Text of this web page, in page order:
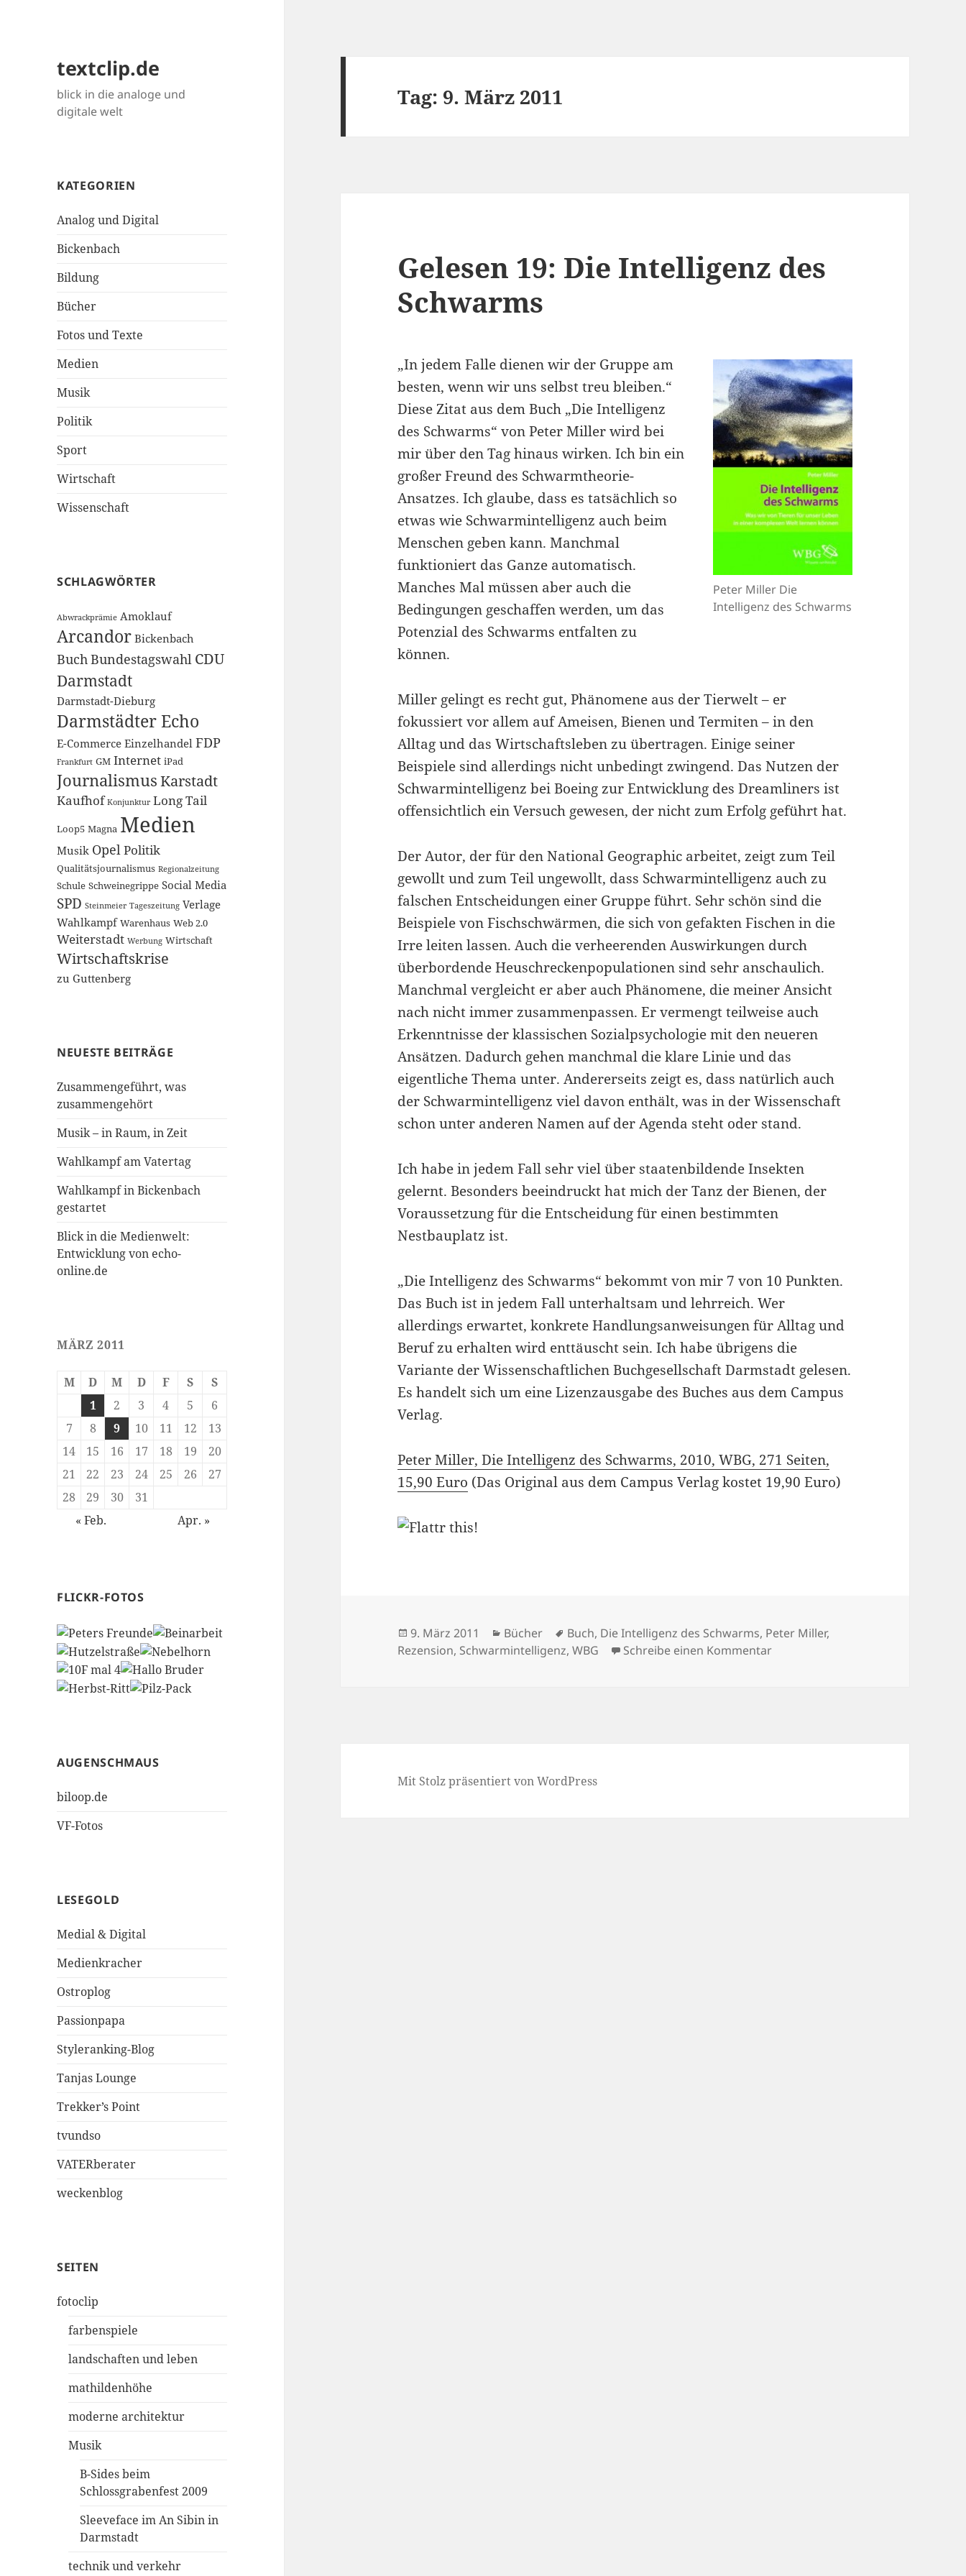
textclip.de
blick in die analoge und
digitale welt
KATEGORIEN
Analog und Digital
Bickenbach
Bildung
Bücher
Fotos und Texte
Medien
Musik
Politik
Sport
Wirtschaft
Wissenschaft
SCHLAGWÖRTER
Abwrackprämie Amoklauf
Arcandor Bickenbach
BuchBundestagswahl CDU
Darmstadt
Darmstadt-Dieburg
Darmstädter Echo
E-Commerce Einzelhandel FDP
Frankfurt GM Internet iPad
JournalismusKarstadt
Kaufhof Konjunktur Long Tail
Loop5 Magna Medien
Musik OpelPolitik
Qualitätsjournalismus Regionalzeitung
Schule Schweinegrippe Social Media
SPD Steinmeier Tageszeitung Verlage
Wahlkampf Warenhaus Web 2.0
Weiterstadt Werbung Wirtschaft
Wirtschaftskrise
zu Guttenberg
NEUESTE BEITRÄGE
Zusammengeführt, was
zusammengehört
Musik – in Raum, in Zeit
Wahlkampf am Vatertag
Wahlkampf in Bickenbach
gestartet
Blick in die Medienwelt:
Entwicklung von echo-
online.de
MÄRZ 2011
M D M D F S
S
1
2 3 4 5
6
7
8 9 10 11 12
13
14
15 16 17 18 19
20
21
22 23 24 25 26
27
28
29 30
31
« Feb.
Apr. »
FLICKR-FOTOS
AUGENSCHMAUS
biloop.de
VF-Fotos
LESEGOLD
Medial & Digital
Medienkracher
Ostroplog
Passionpapa
Styleranking-Blog
Tanjas Lounge
Trekker’s Point
tvundso
VATERberater
weckenblog
SEITEN
fotoclip
farbenspiele
landschaften und leben
mathildenhöhe
moderne architektur
Musik
B-Sides beim
Schlossgrabenfest 2009
Sleeveface im An Sibin in
Darmstadt
technik und verkehr
Tag: 9. März 2011
Gelesen 19: Die Intelligenz des
Schwarms
Peter Miller Die
Intelligenz des Schwarms
„In jedem Falle dienen wir der Gruppe am
besten, wenn wir uns selbst treu bleiben.“
Diese Zitat aus dem Buch „Die Intelligenz
des Schwarms“ von Peter Miller wird bei
mir über den Tag hinaus wirken. Ich bin ein
großer Freund des Schwarmtheorie-
Ansatzes. Ich glaube, dass es tatsächlich so
etwas wie Schwarmintelligenz auch beim
Menschen geben kann. Manchmal
funktioniert das Ganze automatisch.
Manches Mal müssen aber auch die
Bedingungen geschaffen werden, um das
Potenzial des Schwarms entfalten zu
können.
Miller gelingt es recht gut, Phänomene aus der Tierwelt – er
fokussiert vor allem auf Ameisen, Bienen und Termiten – in den
Alltag und das Wirtschaftsleben zu übertragen. Einige seiner
Beispiele sind allerdings nicht unbedingt zwingend. Das Nutzen der
Schwarmintelligenz bei Boeing zur Entwicklung des Dreamliners ist
offensichtlich ein Versuch gewesen, der nicht zum Erfolg geführt hat.
Der Autor, der für den National Geographic arbeitet, zeigt zum Teil
gewollt und zum Teil ungewollt, dass Schwarmintelligenz auch zu
falschen Entscheidungen einer Gruppe führt. Sehr schön sind die
Beispiele von Fischschwärmen, die sich von gefakten Fischen in die
Irre leiten lassen. Auch die verheerenden Auswirkungen durch
überbordende Heuschreckenpopulationen sind sehr anschaulich.
Manchmal vergleicht er aber auch Phänomene, die meiner Ansicht
nach nicht immer zusammenpassen. Er vermengt teilweise auch
Erkenntnisse der klassischen Sozialpsychologie mit den neueren
Ansätzen. Dadurch gehen manchmal die klare Linie und das
eigentliche Thema unter. Andererseits zeigt es, dass natürlich auch
der Schwarmintelligenz viel davon enthält, was in der Wissenschaft
schon unter anderen Namen auf der Agenda steht oder stand.
Ich habe in jedem Fall sehr viel über staatenbildende Insekten
gelernt. Besonders beeindruckt hat mich der Tanz der Bienen, der
Voraussetzung für die Entscheidung für einen bestimmten
Nestbauplatz ist.
„Die Intelligenz des Schwarms“ bekommt von mir 7 von 10 Punkten.
Das Buch ist in jedem Fall unterhaltsam und lehrreich. Wer
allerdings erwartet, konkrete Handlungsanweisungen für Alltag und
Beruf zu erhalten wird enttäuscht sein. Ich habe übrigens die
Variante der Wissenschaftlichen Buchgesellschaft Darmstadt gelesen.
Es handelt sich um eine Lizenzausgabe des Buches aus dem Campus
Verlag.
Peter Miller, Die Intelligenz des Schwarms, 2010, WBG, 271 Seiten,
15,90 Euro (Das Original aus dem Campus Verlag kostet 19,90 Euro)
Veröffentlicht
am
9. März 2011 Kategorien
Bücher Schlagwörter
Buch, Die Intelligenz des Schwarms, Peter Miller,
Rezension, Schwarmintelligenz,WBG Schreibe einen Kommentarzu Gelesen 19: Die Intelligenz des
Mit Stolz präsentiert von WordPress